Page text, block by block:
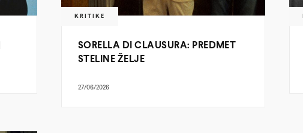
KRITIKE
SORELLA DI CLAUSURA: PREDMET
STELINE ŽELJE
27/06/2026